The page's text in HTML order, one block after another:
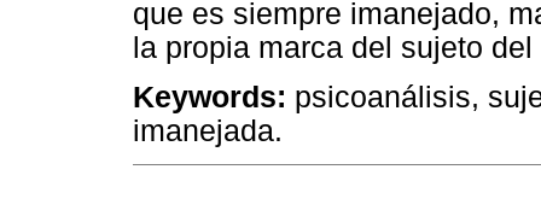
que es siempre imanejado,
la propia marca del sujeto
Keywords: psicoanálisis,
imanejada.